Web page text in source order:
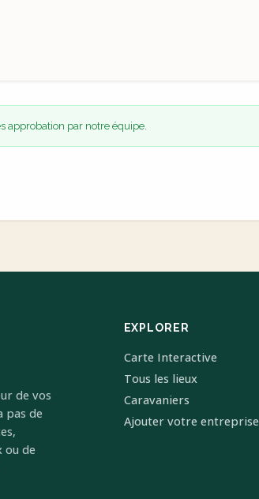
approbation par notre équipe.
de vos
pas de
ou de
EXPLORER
Carte Interactive
Tous les lieux
Caravaniers
Ajouter votre entreprise